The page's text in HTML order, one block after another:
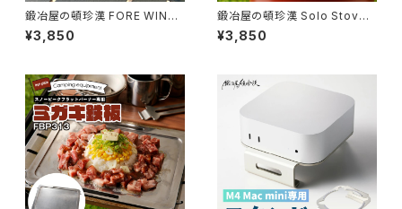
鍛冶屋の頓珍漢 FORE WINDS
FW-FS01 フォールディング キ
ャンプストーブ専用 五徳リング
¥3,850
鍛冶屋の頓珍漢 Solo Stove
Mesa専用 五徳リング
¥3,850